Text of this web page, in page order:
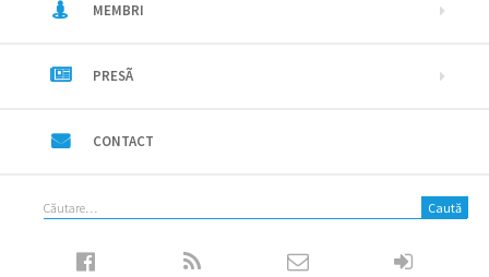
MEMBRI
PRESÃ
CONTACT
Caută